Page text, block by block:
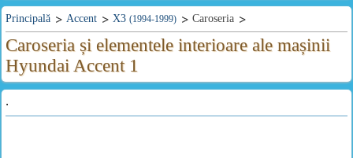
Principală Accent X3 (1994-1999) Caroseria
Caroseria și elementele interioare ale mașinii
Hyundai Accent 1
.